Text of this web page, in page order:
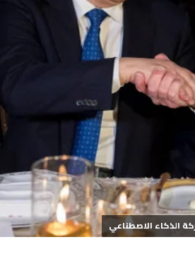
الذكاء الاصطناعي